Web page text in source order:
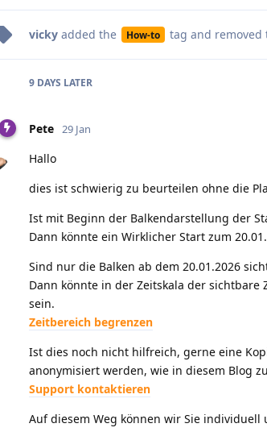
vicky added the How-to tag and removed
9 DAYS LATER
Pete 29 Jan
Hallo
dies ist schwierig zu beurteilen ohne die
Ist mit Beginn der Balkendarstellung der
Dann könnte ein Wirklicher Start zum
Sind nur die Balken ab dem 20.01.2026
Dann könnte in der Zeitskala der
sein.
Zeitbereich begrenzen
Ist dies noch nicht hilfreich, gerne eine
anonymisiert werden, wie in diesem Blog
Support kontaktieren
Auf diesem Weg können wir Sie